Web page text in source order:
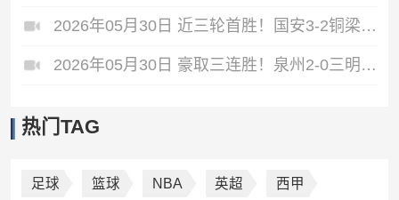
2026年05月30日 近三轮首胜！国安3-2铜梁龙 法比奥双响塞鸟破门 肯帕努两献助攻
2026年05月30日 豪取三连胜！泉州2-0三明 蔡紫槟点射何跃南补射建功三明四连败
热门TAG
足球 篮球 NBA 英超 西甲